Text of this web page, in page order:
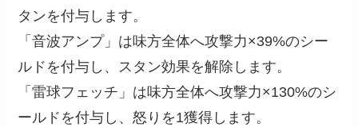
タンを付与します。
「音波アンプ」は味方全体へ攻撃力×39%のシー
ルドを付与し、スタン効果を解除します。
「雷球フェッチ」は味方全体へ攻撃力×130%のシ
ールドを付与し、怒りを1獲得します。